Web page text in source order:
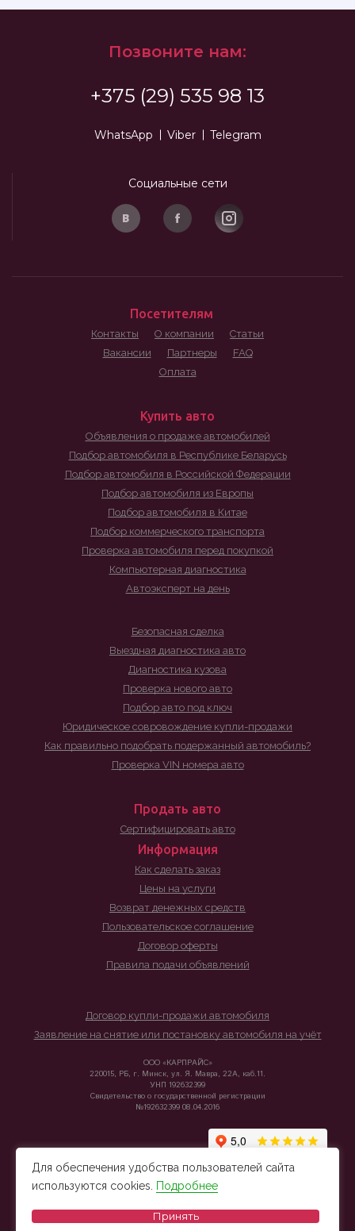
Позвоните нам:
+375 (29) 535 98 13
WhatsApp Viber Telegram
Социальные сети
Посетителям
Контакты О компании
Статьи
Вакансии
Партнеры
FAQ
Оплата
Купить авто
Объявления о продаже автомобилей
Подбор автомобиля в Республике Беларусь
Подбор автомобиля в Российской Федерации
Подбор автомобиля из Европы
Подбор автомобиля в Китае
Подбор коммерческого транспорта
Проверка автомобиля перед покупкой
Компьютерная диагностика
Автоэксперт на день
Безопасная сделка
Выездная диагностика авто
Диагностика кузова
Проверка нового авто
Подбор авто под ключ
Юридическое совровождение купли-продажи
Как правильно подобрать подержанный автомобиль?
Проверка VIN номера авто
Продать авто
Сертифицировать авто
Информация
Как сделать заказ
Цены на услуги
Возврат денежных средств
Пользовательское соглашение
Договор оферты
Правила подачи объявлений
Договор купли-продажи автомобиля
Заявление на снятие или постановку автомобиля на учёт
ООО «КАРПРАЙС»
220015, РБ, г. Минск, ул. Я. Мавра, 22А, каб.11.
УНП 192632399
Свидетельство о государственной регистрации
№192632399 08.04.2016
Для обеспечения удобства пользователей сайта
используются cookies.
Подробнее
Принять